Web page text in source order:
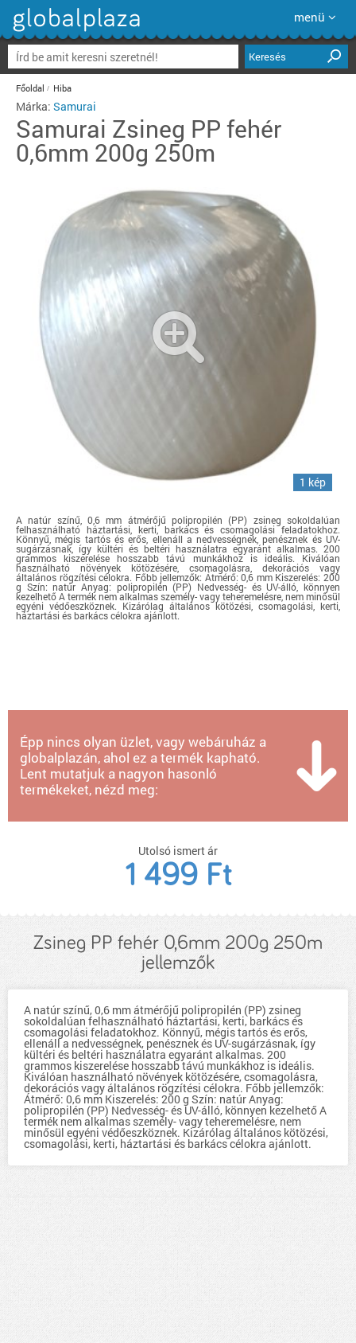
menü
Keresés
Főoldal Hiba
Márka: Samurai
Samurai Zsineg PP fehér
0,6mm 200g 250m
1 kép
A natúr színű, 0,6 mm átmérőjű polipropilén (PP) zsineg sokoldalúan
felhasználható háztartási, kerti, barkács és csomagolási feladatokhoz.
Könnyű, mégis tartós és erős, ellenáll a nedvességnek, penésznek és UV-
sugárzásnak, így kültéri és beltéri használatra egyaránt alkalmas. 200
grammos kiszerelése hosszabb távú munkákhoz is ideális. Kiválóan
használható növények kötözésére, csomagolásra, dekorációs vagy
általános rögzítési célokra. Főbb jellemzők: Átmérő: 0,6 mm Kiszerelés: 200
g Szín: natúr Anyag: polipropilén (PP) Nedvesség- és UV-álló, könnyen
kezelhető A termék nem alkalmas személy- vagy teheremelésre, nem minősül
egyéni védőeszköznek. Kizárólag általános kötözési, csomagolási, kerti,
háztartási és barkács célokra ajánlott.
Épp nincs olyan üzlet, vagy webáruház a
globalplazán, ahol ez a termék kapható.
Lent mutatjuk a nagyon hasonló
termékeket, nézd meg:
Utolsó ismert ár
1 499 Ft
Zsineg PP fehér 0,6mm 200g 250m
jellemzők
A natúr színű, 0,6 mm átmérőjű polipropilén (PP) zsineg
sokoldalúan felhasználható háztartási, kerti, barkács és
csomagolási feladatokhoz. Könnyű, mégis tartós és erős,
ellenáll a nedvességnek, penésznek és UV-sugárzásnak, így
kültéri és beltéri használatra egyaránt alkalmas. 200
grammos kiszerelése hosszabb távú munkákhoz is ideális.
Kiválóan használható növények kötözésére, csomagolásra,
dekorációs vagy általános rögzítési célokra. Főbb jellemzők:
Átmérő: 0,6 mm Kiszerelés: 200 g Szín: natúr Anyag:
polipropilén (PP) Nedvesség- és UV-álló, könnyen kezelhető A
termék nem alkalmas személy- vagy teheremelésre, nem
minősül egyéni védőeszköznek. Kizárólag általános kötözési,
csomagolási, kerti, háztartási és barkács célokra ajánlott.